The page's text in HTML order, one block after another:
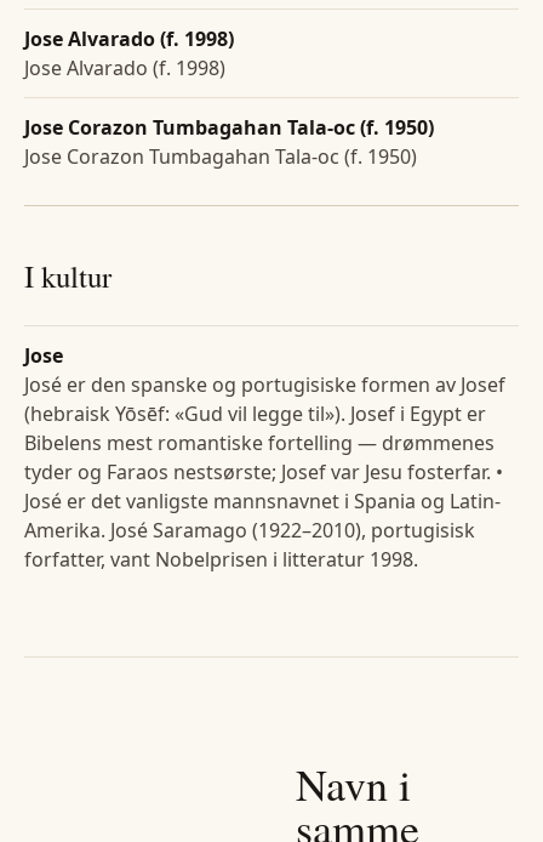
Jose Alvarado (f. 1998)
Jose Alvarado (f. 1998)
Jose Corazon Tumbagahan Tala-oc (f. 1950)
Jose Corazon Tumbagahan Tala-oc (f. 1950)
I kultur
Jose
José er den spanske og portugisiske formen av Josef
(hebraisk Yōsēf: «Gud vil legge til»). Josef i Egypt er
Bibelens mest romantiske fortelling — drømmenes
tyder og Faraos nestsørste; Josef var Jesu fosterfar. •
José er det vanligste mannsnavnet i Spania og Latin-
Amerika. José Saramago (1922–2010), portugisisk
forfatter, vant Nobelprisen i litteratur 1998.
Navn i
samme